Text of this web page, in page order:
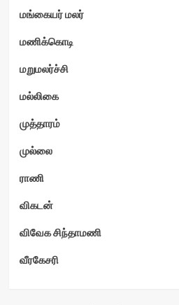
மங்கையர் மலர்
மணிக்கொடி
மறுமலர்ச்சி
மல்லிகை
முத்தாரம்
முல்லை
ராணி
விகடன்
விவேக சிந்தாமணி
வீரகேசரி